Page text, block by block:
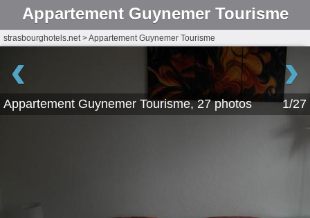
Appartement Guynemer Tourisme
strasbourghotels.net>Appartement Guynemer Tourisme
‹ ›
Appartement Guynemer Tourisme, 27 photos 1/27